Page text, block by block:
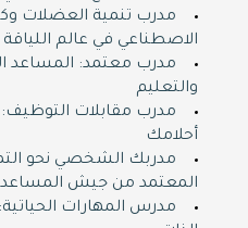
مدرب تنمية العضلات
الاصطناعي في عالم اللياقة
مدرب معتمد: المساعد
والتعليم
مدرب مقابلات
أحلامك
مدربك الشخصي نحو
المعتمد من جيش
مدرس المهارات